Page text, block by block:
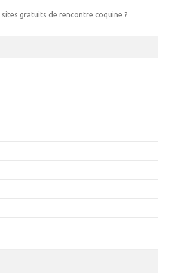
gratuits de rencontre coquine ?